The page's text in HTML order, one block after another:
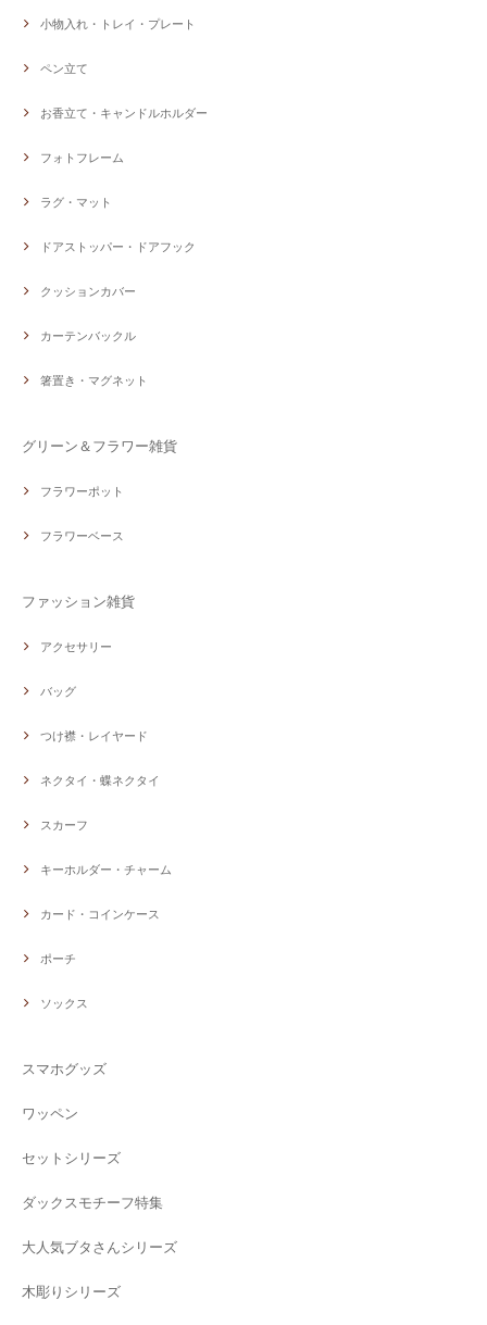
小物入れ・トレイ・プレート
ペン立て
お香立て・キャンドルホルダー
フォトフレーム
ラグ・マット
ドアストッパー・ドアフック
クッションカバー
カーテンバックル
箸置き・マグネット
グリーン＆フラワー雑貨
フラワーポット
フラワーベース
ファッション雑貨
アクセサリー
バッグ
つけ襟・レイヤード
ネクタイ・蝶ネクタイ
スカーフ
キーホルダー・チャーム
カード・コインケース
ポーチ
ソックス
スマホグッズ
ワッペン
セットシリーズ
ダックスモチーフ特集
大人気ブタさんシリーズ
木彫りシリーズ